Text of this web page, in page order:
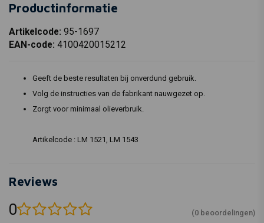
Productinformatie
Artikelcode: 95-1697
EAN-code: 4100420015212
Geeft de beste resultaten bij onverdund gebruik.
Volg de instructies van de fabrikant nauwgezet op.
Zorgt voor minimaal olieverbruik.
Artikelcode : LM 1521, LM 1543
Reviews
0 (0 beoordelingen)